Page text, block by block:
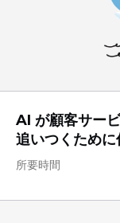
AI が顧客サー
追いつくため
所要時間